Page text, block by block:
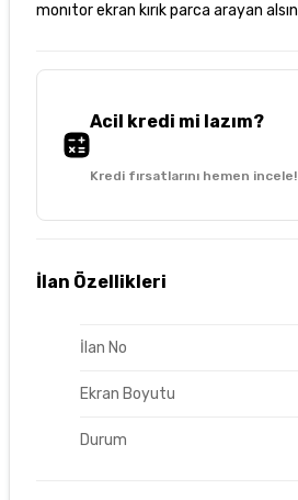
monıtor ekran kırık parca arayan alsın
Acil kredi mi lazım?
Kredi fırsatlarını hemen incele!
İlan Özellikleri
İlan No
Ekran Boyutu
Durum